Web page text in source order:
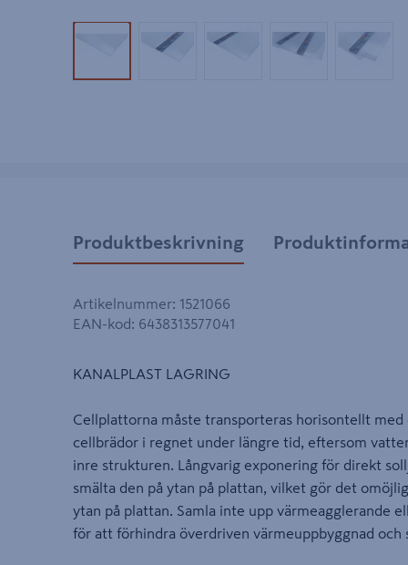
Produktbild 3Produktbild 4
Produktbeskrivning
Artikelnummer: 1521066
EAN-kod: 6438313577041
KANALPLAST LAGRING
Cellplattorna måste transporteras horisontellt
cellbrädor i regnet under längre tid, eftersom
inre strukturen. Långvarig exponering för direkt
smälta den på ytan på plattan, vilket gör det
ytan på plattan. Samla inte upp värmeagglerande
för att förhindra överdriven värmeuppbyggnad och